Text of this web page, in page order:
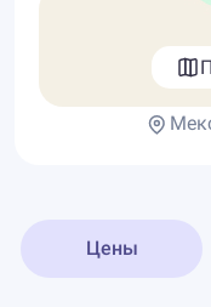
Цены